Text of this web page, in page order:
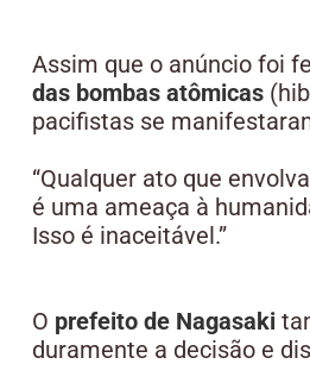
Assim que o anúncio foi
das bombas atômicas
pacifistas se
“Qualquer ato que
é uma ameaça à
Isso é inaceitável.”
O prefeito de Nagasaki
duramente a decisão e